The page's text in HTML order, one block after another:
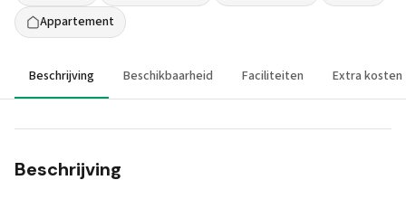
Appartement
Beschrijving Beschikbaarheid Faciliteiten Extra kosten
Beschrijving